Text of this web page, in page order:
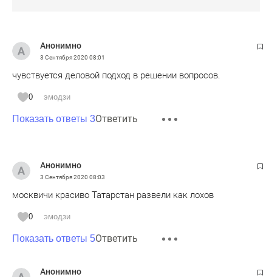
Анонимно
3 Сентября 2020 08:01
чувствуется деловой подход в решении вопросов.
0 эмодзи
Показать ответы 3Ответить
Анонимно
3 Сентября 2020 08:03
москвичи красиво Татарстан развели как лохов
0 эмодзи
Показать ответы 5Ответить
Анонимно